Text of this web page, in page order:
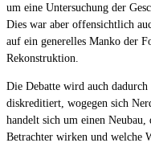
um eine Untersuchung der
Dies war aber offensichtlich
auf ein generelles Manko der
Rekonstruktion.
Die Debatte wird auch
diskreditiert, wogegen sich
handelt sich um einen
Betrachter wirken und welche